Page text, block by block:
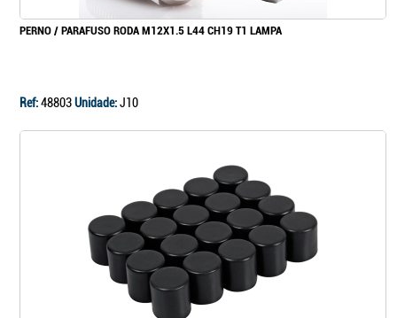
PERNO / PARAFUSO RODA M12X1.5 L44 CH19 T1 LAMPA
Ref:48803Unidade:J10